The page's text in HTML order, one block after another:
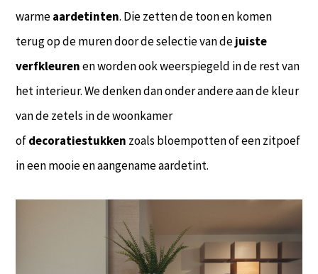
warmeaardetinten. Die zetten de toon en komen
terug op de muren door de selectie van dejuiste
verfkleuren en worden ook weerspiegeld in de rest van
het interieur. We denken dan onder andere aan de kleur
van de zetels in de woonkamer
ofdecoratiestukken zoals bloempotten of een zitpoef
in een mooie en aangename aardetint.